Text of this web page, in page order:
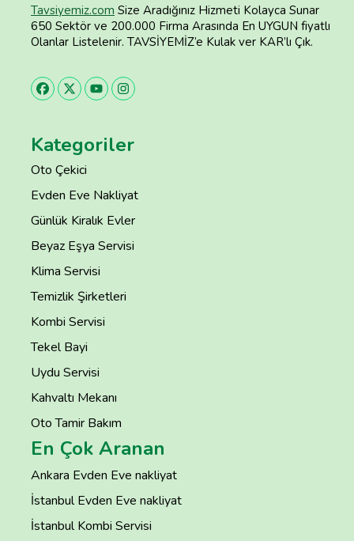
Tavsiyemiz.com Size Aradığınız Hizmeti Kolayca Sunar
650 Sektör ve 200.000 Firma Arasında En UYGUN fiyatlı
Olanlar Listelenir. TAVSİYEMİZ’e Kulak ver KAR’lı Çık.
Kategoriler
Oto Çekici
Evden Eve Nakliyat
Günlük Kiralık Evler
Beyaz Eşya Servisi
Klima Servisi
Temizlik Şirketleri
Kombi Servisi
Tekel Bayi
Uydu Servisi
Kahvaltı Mekanı
Oto Tamir Bakım
En Çok Aranan
Ankara Evden Eve nakliyat
İstanbul Evden Eve nakliyat
İstanbul Kombi Servisi